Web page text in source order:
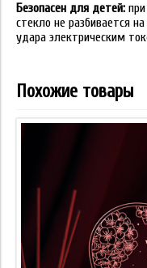
Безопасен для детей:
стекло не разбивается
удара электрическим
Похожие товары